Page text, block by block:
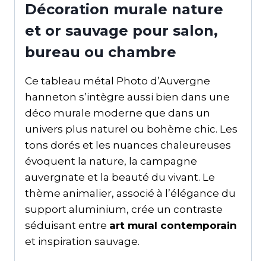
Décoration murale nature
et or sauvage pour salon,
bureau ou chambre
Ce tableau métal Photo d’Auvergne
hanneton s’intègre aussi bien dans une
déco murale moderne que dans un
univers plus naturel ou bohème chic. Les
tons dorés et les nuances chaleureuses
évoquent la nature, la campagne
auvergnate et la beauté du vivant. Le
thème animalier, associé à l’élégance du
support aluminium, crée un contraste
séduisant entre art mural contemporain
et inspiration sauvage.